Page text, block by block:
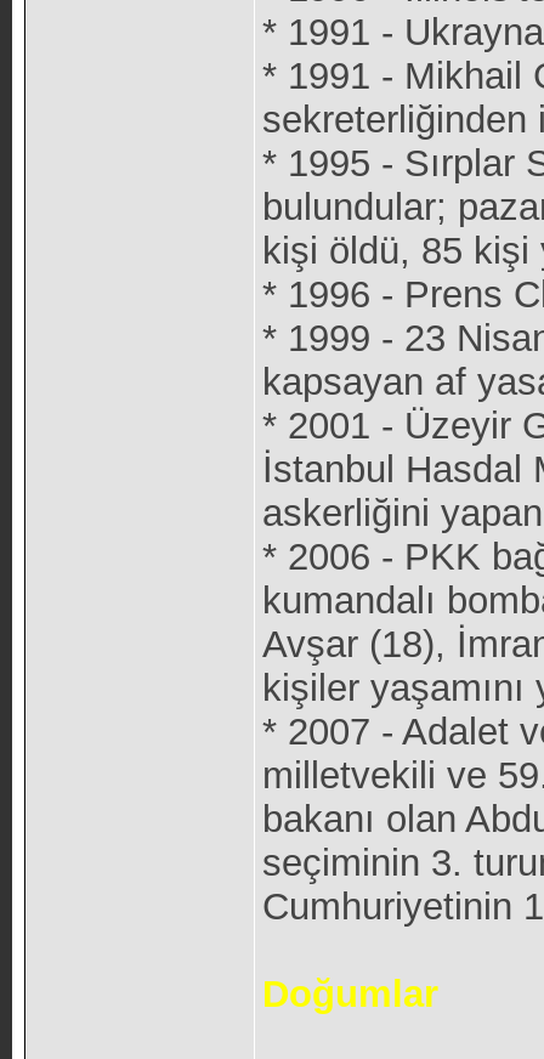
* 1991 -
* 1991 - Mikhail
sekreterliğinden
* 1995 - Sırplar
bulundular;
kişi öldü, 85 kişi
* 1996 - Prens
* 1999 - 23
kapsayan af
* 2001 - Üzeyir
İstanbul Hasdal
askerliğini
* 2006 - PKK
kumandalı
Avşar (18),
kişiler yaşamını
* 2007 - Adalet
milletvekili ve
bakanı olan
seçiminin 3.
Cumhuriyetinin
Doğumlar